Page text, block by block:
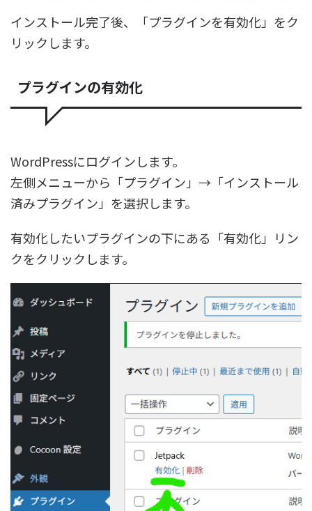
インストール完了後、「プラグインを有効化」をク
リックします。
プラグインの有効化
WordPressにログインします。
左側メニューから「プラグイン」→「インストール
済みプラグイン」を選択します。
有効化したいプラグインの下にある「有効化」リン
クをクリックします。